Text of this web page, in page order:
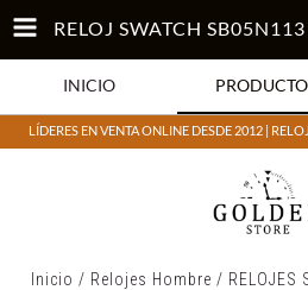
INICIO
LÍDERES EN VENTA ONLINE DESDE 2012 |
Inicio / Relojes Hombre / RELOJES